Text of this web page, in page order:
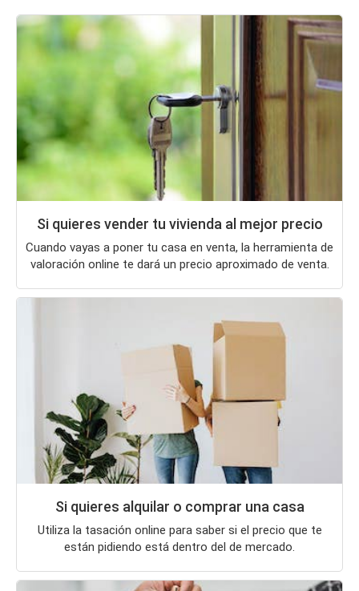
Si quieres vender tu vivienda al mejor precio
Cuando vayas a poner tu casa en venta, la herramienta de
valoración online te dará un precio aproximado de venta.
Si quieres alquilar o comprar una casa
Utiliza la tasación online para saber si el precio que te
están pidiendo está dentro del de mercado.